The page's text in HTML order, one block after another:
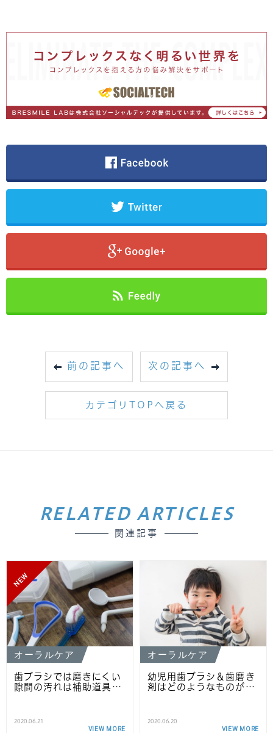
前の記事へ 次の記事へ
カテゴリTOPへ戻る
RELATED ARTICLES
関連記事
NEW
オーラルケア
歯ブラシでは磨きにくい
隙間の汚れは補助道具…
2020.06.21
VIEW MORE
オーラルケア
幼児用歯ブラシ＆歯磨き
剤はどのようなものが…
2020.06.20
VIEW MORE